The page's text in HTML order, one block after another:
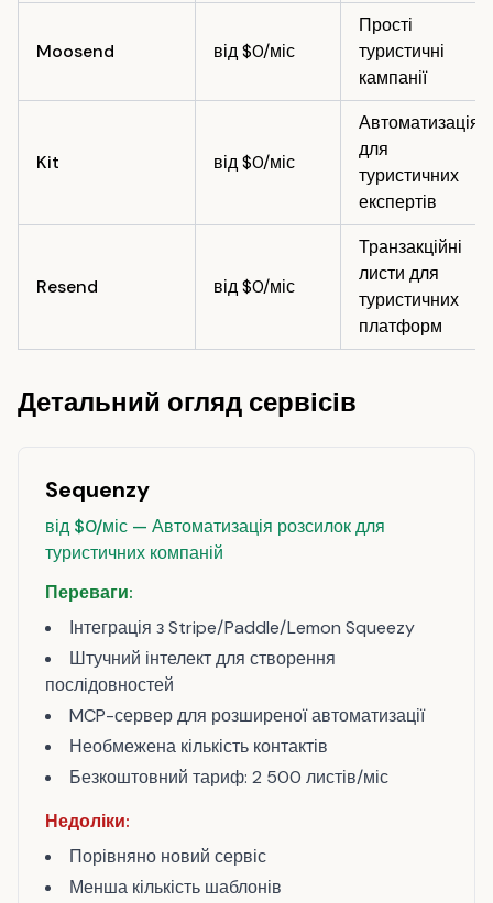
Moosend від $0/міс
Прості
туристичні
кампанії
Kit від $0/міс
Автоматизація
для
туристичних
експертів
Resend від $0/міс
Транзакційні
листи для
туристичних
платформ
Детальний огляд сервісів
Sequenzy
від $0/міс — Автоматизація розсилок для
туристичних компаній
Переваги:
Інтеграція з Stripe/Paddle/Lemon Squeezy
Штучний інтелект для створення
послідовностей
MCP-сервер для розширеної автоматизації
Необмежена кількість контактів
Безкоштовний тариф: 2 500 листів/міс
Недоліки:
Порівняно новий сервіс
Менша кількість шаблонів